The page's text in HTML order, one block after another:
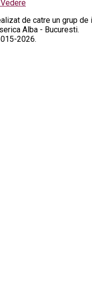
de catre un grup
Alba - Bucuresti.
2026.